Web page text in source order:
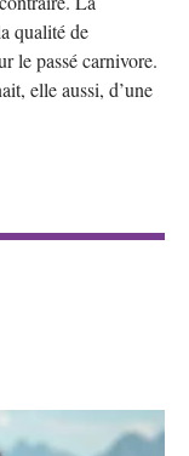
qualité de
le passé carnivore.
elle aussi, d’une